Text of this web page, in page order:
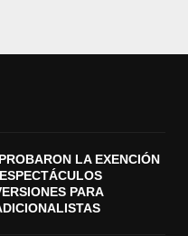
LA EXENCIÓN
PARA